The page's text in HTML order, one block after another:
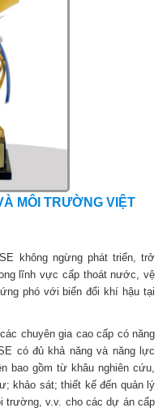
MÔI TRƯỜNG VIỆT
không ngừng phát triển, trở
lĩnh vực cấp thoát nước, vệ
phó với biến đổi khí hậu tại
chuyên gia cao cấp có năng
có đủ khả năng và năng lực
bao gồm từ khâu nghiên cứu,
khảo sát; thiết kế đến quản lý
trường, v.v. cho các dự án cấp